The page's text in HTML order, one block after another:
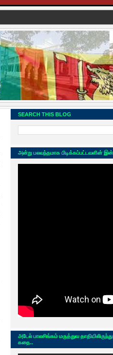
SEARCH THIS BLOG
அன்று பலவந்தமாக பிடிக்கப்பட்டவளின்
அடேல் பாலசிங்கம் மருத்துவ
கதை..